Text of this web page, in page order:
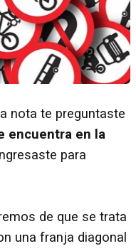
nota te preguntaste
encuentra en la
para
de que se trata
una franja diagonal